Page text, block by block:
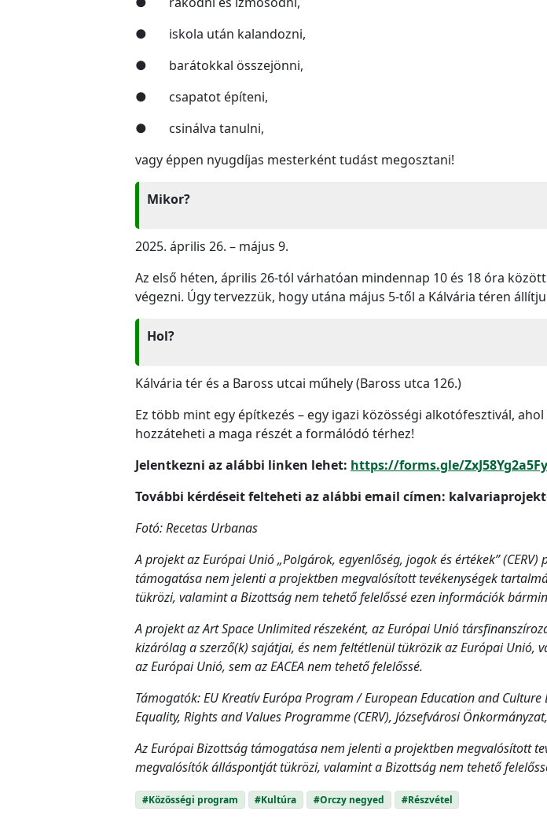
● iskola után kalandozni,
● barátokkal összejönni,
● csapatot építeni,
● csinálva tanulni,
vagy éppen nyugdíjas mesterként tudást megosztani!
Mikor?
2025. április 26. – május 9.
Az első héten, április 26-tól várhatóan mindennap 10 és 18 óra
végezni. Úgy tervezzük, hogy utána május 5-től a Kálvária téren
Hol?
Kálvária tér és a Baross utcai műhely (Baross utca 126.)
Ez több mint egy építkezés – egy igazi közösségi alkotófesztivál,
hozzáteheti a maga részét a formálódó térhez!
Jelentkezni az alábbi linken lehet: https://forms.gle/
További kérdéseit felteheti az alábbi email címen:
Fotó: Recetas Urbanas
A projekt az Európai Unió „Polgárok, egyenlőség, jogok és értékek”
támogatása nem jelenti a projektben megvalósított tevékenységek
tükrözi, valamint a Bizottság nem tehető felelőssé ezen információk
A projekt az Art Space Unlimited részeként, az Európai Unió
kizárólag a szerző(k) sajátjai, és nem feltétlenül tükrözik az Európai Unió,
az Európai Unió, sem az EACEA nem tehető felelőssé.
Támogatók: EU Kreatív Európa Program / European Education and Culture
Equality, Rights and Values Programme (CERV), Józsefvárosi
Az Európai Bizottság támogatása nem jelenti a projektben megvalósított
megvalósítók álláspontját tükrözi, valamint a Bizottság nem tehető
#Közösségi program #Kultúra #Orczy negyed #Részvétel